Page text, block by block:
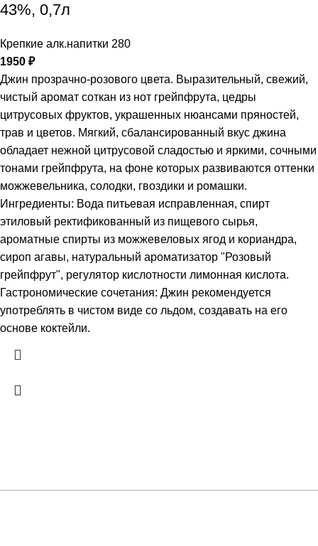
43%, 0,7л
Крепкие алк.напитки 280
1950 ₽
Джин прозрачно-розового цвета. Выразительный, свежий,
чистый аромат соткан из нот грейпфрута, цедры
цитрусовых фруктов, украшенных нюансами пряностей,
трав и цветов. Мягкий, сбалансированный вкус джина
обладает нежной цитрусовой сладостью и яркими, сочными
тонами грейпфрута, на фоне которых развиваются оттенки
можжевельника, солодки, гвоздики и ромашки.
Ингредиенты: Вода питьевая исправленная, спирт
этиловый ректификованный из пищевого сырья,
ароматные спирты из можжевеловых ягод и кориандра,
сироп агавы, натуральный ароматизатор "Розовый
грейпфрут", регулятор кислотности лимонная кислота.
Гастрономические сочетания: Джин рекомендуется
употреблять в чистом виде со льдом, создавать на его
основе коктейли.